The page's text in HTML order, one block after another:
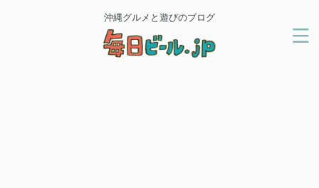
沖縄グルメと遊びのブログ